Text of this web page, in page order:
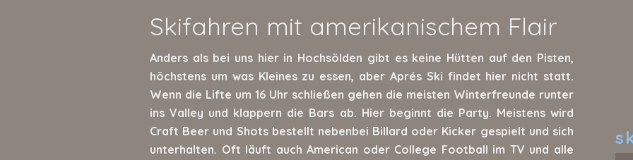
Skifahren mit amerikanischem Flair
Anders als bei uns hier in Hochsölden gibt es keine Hütten auf den Pisten,
höchstens um was Kleines zu essen, aber Aprés Ski findet hier nicht statt.
Wenn die Lifte um 16 Uhr schließen gehen die meisten Winterfreunde runter
ins Valley und klappern die Bars ab. Hier beginnt die Party. Meistens wird
Craft Beer und Shots bestellt nebenbei Billard oder Kicker gespielt und sich
unterhalten. Oft läuft auch American oder College Football im TV und alle